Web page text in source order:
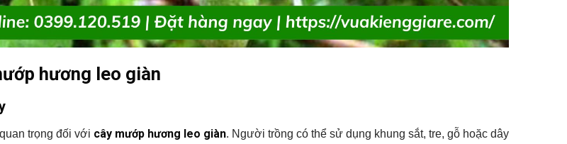
hương leo giàn
trọng đối với cây mướp hương leo giàn. Người trồng có thể sử dụng khung sắt, tre, gỗ hoặc dây